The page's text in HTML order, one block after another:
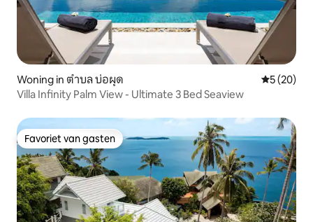
Woning in ตำบล บ่อผุด
5 (20)
Villa Infinity Palm View - Ultimate 3 Bed Seaview
Favoriet van gasten
Favoriet van gasten